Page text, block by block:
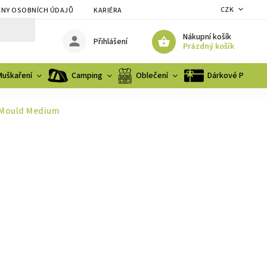
OSOBNÍCH ÚDAJŮ KARIÉRA CZK
Nákupní košík
Prázdný košík
Přihlášení
Camping Oblečení Dárkové
Medium